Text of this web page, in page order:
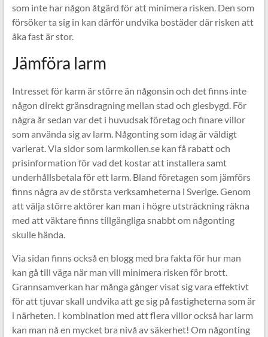
som inte har någon åtgärd för att minimera risken. Den som
försöker ta sig in kan därför undvika bostäder där risken att
åka fast är stor.
Jämföra larm
Intresset för karm är större än någonsin och det finns inte
någon direkt gränsdragning mellan stad och glesbygd. För
några år sedan var det i huvudsak företag och finare villor
som använda sig av larm. Någonting som idag är väldigt
varierat. Via sidor som larmkollen.se kan få rabatt och
prisinformation för vad det kostar att installera samt
underhållsbetala för ett larm. Bland företagen som jämförs
finns några av de största verksamheterna i Sverige. Genom
att välja större aktörer kan man i högre utsträckning räkna
med att väktare finns tillgängliga snabbt om någonting
skulle hända.
Via sidan finns också en blogg med bra fakta för hur man
kan gå till väga när man vill minimera risken för brott.
Grannsamverkan har många gånger visat sig vara effektivt
för att tjuvar skall undvika att ge sig på fastigheterna som är
i närheten. I kombination med att flera villor också har larm
kan man nå en mycket bra nivå av säkerhet! Om någonting